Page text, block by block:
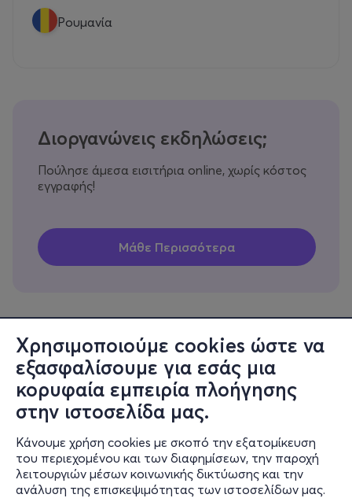
Χρησιμοποιούμε cookies ώστε να
εξασφαλίσουμε για εσάς μια
κορυφαία εμπειρία πλοήγησης
στην ιστοσελίδα μας.
Κάνουμε χρήση cookies με σκοπό την εξατομίκευση
του περιεχομένου και των διαφημίσεων, την παροχή
λειτουργιών μέσων κοινωνικής δικτύωσης και την
ανάλυση της επισκεψιμότητας των ιστοσελίδων μας.
Ρουμανία
Διοργανώνεις εκδηλώσεις;
Πούλησε άμεσα εισιτήρια online, χωρίς κόστος
εγγραφής!
Πληροφορίες
Υποστήριξη
Stay Connected